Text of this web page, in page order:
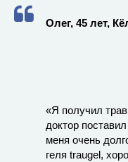
Олег, 45 лет,
«Я получил
доктор
меня очень
геля traugel,